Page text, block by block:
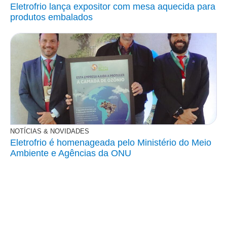
Eletrofrio lança expositor com mesa aquecida para
produtos embalados
NOTÍCIAS & NOVIDADES
Eletrofrio é homenageada pelo Ministério do Meio
Ambiente e Agências da ONU